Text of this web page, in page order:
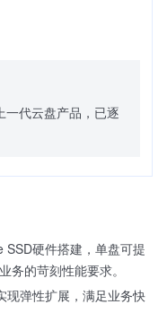
一代云盘产品，已逐
SSD硬件搭建，单盘可提
务的苛刻性能要求。
现弹性扩展，满足业务快